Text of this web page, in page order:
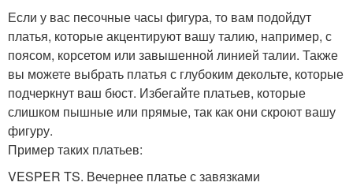
Если у вас песочные часы фигура, то вам подойдут
платья, которые акцентируют вашу талию, например, с
поясом, корсетом или завышенной линией талии. Также
вы можете выбрать платья с глубоким декольте, которые
подчеркнут ваш бюст. Избегайте платьев, которые
слишком пышные или прямые, так как они скроют вашу
фигуру.
Пример таких платьев:
VESPER TS. Вечернее платье с завязками